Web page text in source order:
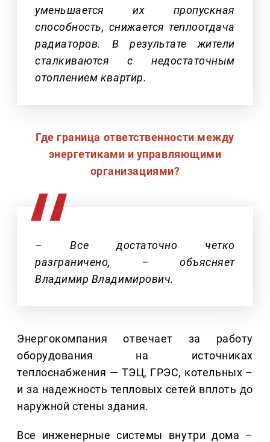
уменьшается их пропускная
способность, снижается теплоотдача
радиаторов. В результате жители
сталкиваются с недостаточным
отоплением квартир.
Где граница ответственности между
энергетиками и управляющими
организациями?
– Все достаточно четко
разграничено, – объясняет
Владимир Владимирович.
Энергокомпания отвечает за работу
оборудования на источниках
теплоснабжения — ТЭЦ, ГРЭС, котельных –
и за надежность тепловых сетей вплоть до
наружной стены здания.
Все инженерные системы внутри дома –